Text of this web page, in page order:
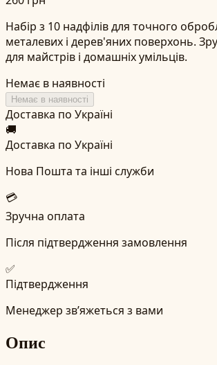
Набір з 10 надфілів для точного
металевих і дерев'яних поверхонь.
для майстрів і домашніх умільців.
Немає в наявності
Немає в наявності
Доставка по Україні
🚚
Доставка по Україні
Нова Пошта та інші служби
💳
Зручна оплата
Після підтвердження замовлення
✅
Підтвердження
Менеджер зв’яжеться з вами
Опис